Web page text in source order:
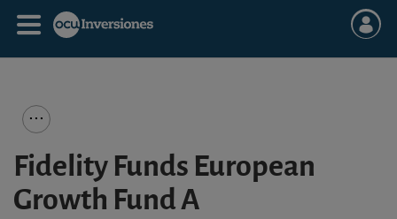
Fidelity Funds European
Growth Fund A